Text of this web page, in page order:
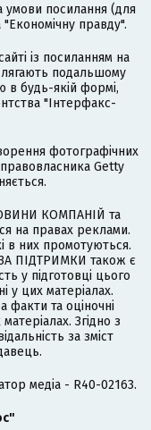
умови посилання (для
правду".
із посиланням на
подальшому
будь-якій формі,
"Інтерфакс-
фотографічних
правовласника Getty
КОМПАНІЙ та
на правах реклами.
в них промотуються.
ПІДТРИМКИ також є
у підготовці цього
у цих матеріалах.
факти та оціночні
Згідно з
за зміст
медіа - R40-02163.